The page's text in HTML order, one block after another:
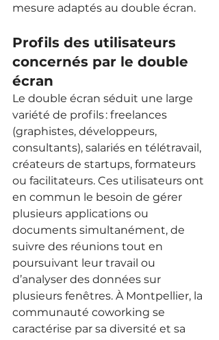
mesure adaptés au double écran.
Profils des utilisateurs
concernés par le double
écran
Le double écran séduit une large
variété de profils : freelances
(graphistes, développeurs,
consultants), salariés en télétravail,
créateurs de startups, formateurs
ou facilitateurs. Ces utilisateurs ont
en commun le besoin de gérer
plusieurs applications ou
documents simultanément, de
suivre des réunions tout en
poursuivant leur travail ou
d’analyser des données sur
plusieurs fenêtres. À Montpellier, la
communauté coworking se
caractérise par sa diversité et sa